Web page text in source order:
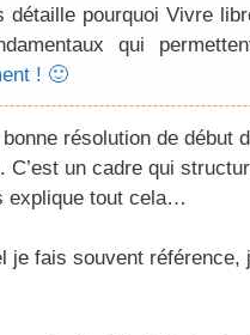
détaille pourquoi Vivre
qui
! 🙂
résolution de début
C’est un cadre qui
explique tout cela…
je fais souvent